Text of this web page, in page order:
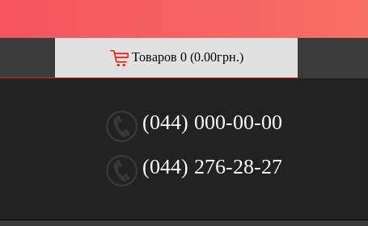
Товаров 0 (0.00грн.)
(044) 000-00-00
(044) 276-28-27